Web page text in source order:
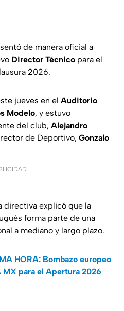
de manera oficial a
Director Técnico para el
2026.
jueves en el Auditorio
Modelo, y estuvo
del club, Alejandro
de Deportivo, Gonzalo
directiva explicó que la
forma parte de una
a mediano y largo plazo.
HORA: Bombazo europeo
MX para el Apertura 2026